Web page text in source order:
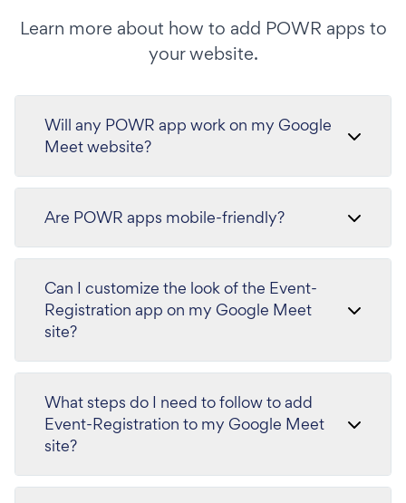
Learn more about how to add POWR apps to
your website.
Will any POWR app work on my Google
Meet website?
Are POWR apps mobile-friendly?
Can I customize the look of the Event-
Registration app on my Google Meet
site?
What steps do I need to follow to add
Event-Registration to my Google Meet
site?